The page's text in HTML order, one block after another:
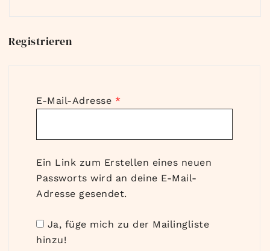
Registrieren
E-Mail-Adresse *Erforderlich
Ein Link zum Erstellen eines neuen
Passworts wird an deine E-Mail-
Adresse gesendet.
Ja, füge mich zu der Mailingliste
hinzu!